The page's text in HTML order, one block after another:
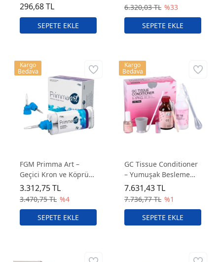
Laboratuvar Uygulama
296,68 TL
6.320,03 TL %33
FGM Primma Art –
Geçici Kron ve Köprü
Akriliği Renk
Seçebilirsiniz
3.470,75 TL %4
3.312,75 TL
Kargo
Bedava
GC Tissue Conditioner
– Yumuşak Besleme
Akrilik Astarlama
Materyali Live Pink
7.736,77 TL %1
7.631,43 TL
Kargo
Bedava